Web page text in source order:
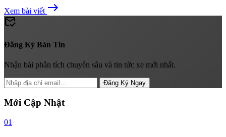
Xem bài viết east
mark_email_read
Đăng Ký Bản Tin
Nhận bài phân tích chuyên sâu và tin tức xe mới nhất.
Đăng Ký Ngay
Mới Cập Nhật
01